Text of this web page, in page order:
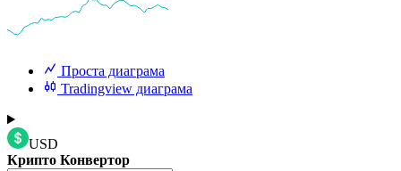
Проста диаграма
Tradingview диаграма
USD
Крипто Конвертор